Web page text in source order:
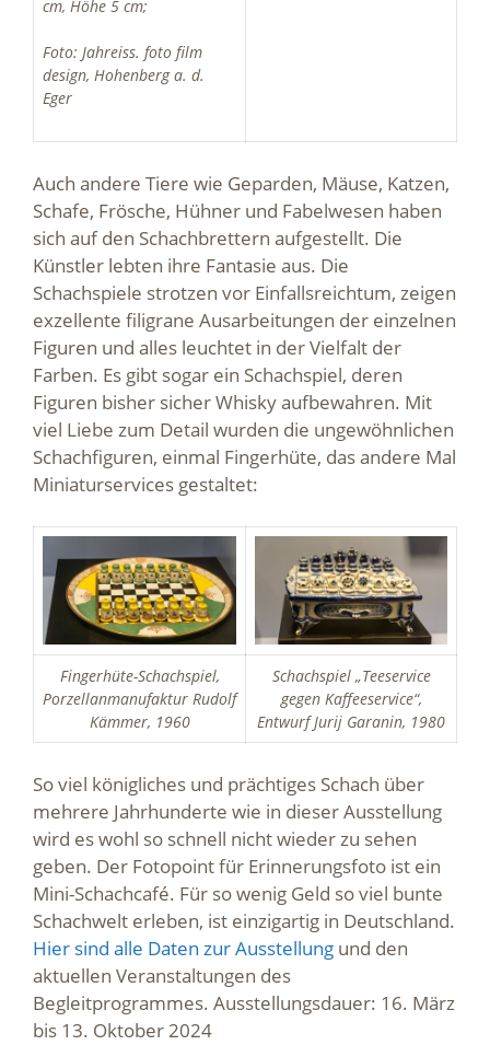
cm, Höhe 5 cm;
Foto: Jahreiss. foto film
design, Hohenberg a. d.
Eger
Auch andere Tiere wie Geparden, Mäuse, Katzen,
Schafe, Frösche, Hühner und Fabelwesen haben
sich auf den Schachbrettern aufgestellt. Die
Künstler lebten ihre Fantasie aus. Die
Schachspiele strotzen vor Einfallsreichtum, zeigen
exzellente filigrane Ausarbeitungen der einzelnen
Figuren und alles leuchtet in der Vielfalt der
Farben. Es gibt sogar ein Schachspiel, deren
Figuren bisher sicher Whisky aufbewahren. Mit
viel Liebe zum Detail wurden die ungewöhnlichen
Schachfiguren, einmal Fingerhüte, das andere Mal
Miniaturservices gestaltet:
Fingerhüte-Schachspiel,
Porzellanmanufaktur Rudolf
Kämmer, 1960
Schachspiel „Teeservice
gegen Kaffeeservice“,
Entwurf Jurij Garanin, 1980
So viel königliches und prächtiges Schach über
mehrere Jahrhunderte wie in dieser Ausstellung
wird es wohl so schnell nicht wieder zu sehen
geben. Der Fotopoint für Erinnerungsfoto ist ein
Mini-Schachcafé. Für so wenig Geld so viel bunte
Schachwelt erleben, ist einzigartig in Deutschland.
Hier sind alle Daten zur Ausstellung und den
aktuellen Veranstaltungen des
Begleitprogrammes. Ausstellungsdauer: 16. März
bis 13. Oktober 2024